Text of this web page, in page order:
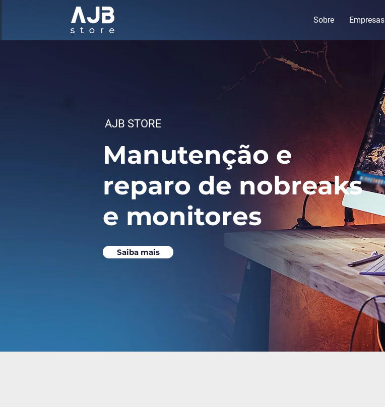
Sobre Empresas
AJB STORE
Manutenção e
reparo de nobreaks
e monitores
Saiba mais